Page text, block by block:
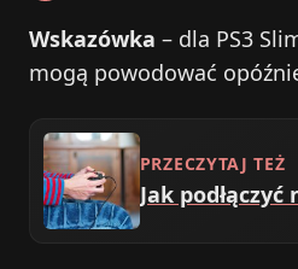
Wskazówka – dla PS3
mogą powodować
PRZECZYTAJ TEŻ
Jak podłączyć